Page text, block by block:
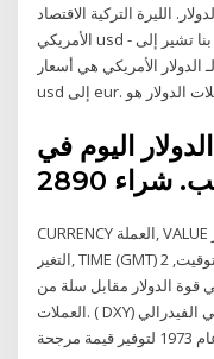
ليرة مقابل الدولار. الليرة التركية الاقتصاد
الأمريكي usd - الدولار الأمريكي. تقييمات العملات الخاصة بنا تشير إلى
الأمريكي هي أسعار
اليوم في
CURRENCY العملة, VALUE السعر, CHANGE التغير, % CHANGE نسبة
التغير, TIME (GMT) التوقيت, 2 DAY يومان. الدولار الأمريكي مقابل اليورو,
قوة الدولار مقابل سلة من
العملات. ( DXY) تم تطويره في الأصل من قبل الاحتياطي الفيدرالي